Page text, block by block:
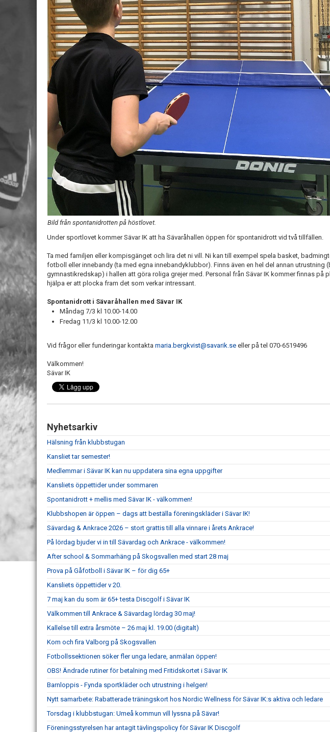
Bild från spontanidrotten på höstlovet.
Under sportlovet kommer Sävar IK att ha Sävaråhallen öppen för spontanidrott vid två tillfällen.
Ta med familjen eller kompisgänget och lira det ni vill. Ni kan till exempel spela basket,
fotboll eller innebandy (ta med egna innebandyklubbor). Finns även en hel del annan utrustning
gymnastikredskap) i hallen att göra roliga grejer med. Personal från Sävar IK kommer finnas på
hjälpa er att plocka fram det som verkar intressant.
Spontanidrott i Sävaråhallen med Sävar IK
Måndag 7/3 kl 10.00-14.00
Fredag 11/3 kl 10.00-12.00
Vid frågor eller funderingar kontakta maria.bergkvist@savarik.se eller på tel 070-6519496
Välkommen!
Sävar IK
Nyhetsarkiv
Hälsning från klubbstugan
Kansliet tar semester!
Medlemmar i Sävar IK kan nu uppdatera sina egna uppgifter
Kansliets öppettider under sommaren
Spontanidrott + mellis med Sävar IK - välkommen!
Klubbshopen är öppen – dags att beställa föreningskläder i Sävar IK!
Sävardag & Ankrace 2026 – stort grattis till alla vinnare i årets Ankrace!
På lördag bjuder vi in till Sävardag och Ankrace - välkommen!
After school & Sommarhäng på Skogsvallen med start 28 maj
Prova på Gåfotboll i Sävar IK – för dig 65+
Kansliets öppettider v 20.
7 maj kan du som är 65+ testa Discgolf i Sävar IK
Välkommen till Ankrace & Sävardag lördag 30 maj!
Kallelse till extra årsmöte – 26 maj kl. 19.00 (digitalt)
Kom och fira Valborg på Skogsvallen
Fotbollssektionen söker fler unga ledare, anmälan öppen!
OBS! Ändrade rutiner för betalning med Fritidskortet i Sävar IK
Barnloppis - Fynda sportkläder och utrustning i helgen!
Nytt samarbete: Rabatterade träningskort hos Nordic Wellness för Sävar IK:s aktiva och ledare
Torsdag i klubbstugan: Umeå kommun vill lyssna på Sävar!
Föreningsstyrelsen har antagit tävlingspolicy för Sävar IK Discgolf